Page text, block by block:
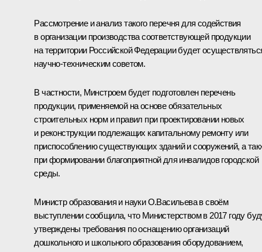
Рассмотрение и анализ такого перечня для содействия
в организации производства соответствующей продукции
на территории Российской Федерации будет
научно-техническим советом.
В частности, Минстроем будет подготовлен перечень
продукции, применяемой на основе обязательных
строительных норм и правил при проектировании новых
и реконструкции подлежащих капитальному ремонту или
приспособлению существующих зданий и сооружений, а
при формировании благоприятной для инвалидов городской
среды.
Министр образования и науки О.Васильева в своём
выступлении сообщила, что Министерством в 2017 году
утверждены требования по оснащению организаций
дошкольного и школьного образования оборудованием,